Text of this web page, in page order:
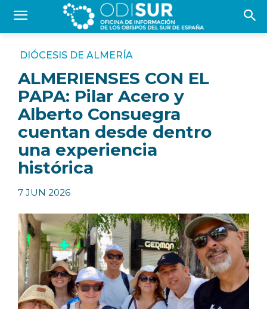
DIÓCESIS DE ALMERÍA
ALMERIENSES CON EL
PAPA: Pilar Acero y
Alberto Consuegra
cuentan desde dentro
una experiencia
histórica
7 JUN 2026